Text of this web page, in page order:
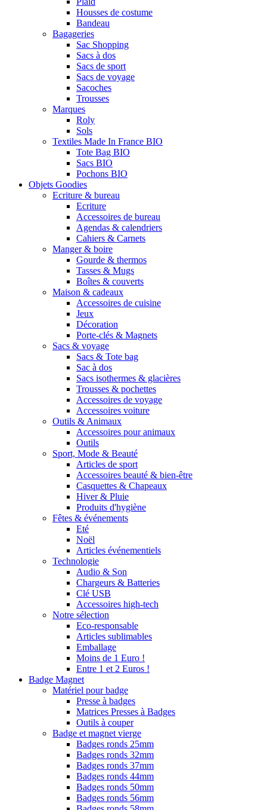
Housses de costume
Bandeau
Bagageries
Sac Shopping
Sacs à dos
Sacs de sport
Sacs de voyage
Sacoches
Trousses
Marques
Roly
Sols
Textiles Made In France BIO
Tote Bag BIO
Sacs BIO
Pochons BIO
Objets Goodies
Ecriture & bureau
Ecriture
Accessoires de bureau
Agendas & calendriers
Cahiers & Carnets
Manger & boire
Gourde & thermos
Tasses & Mugs
Boîtes & couverts
Maison & cadeaux
Accessoires de cuisine
Jeux
Décoration
Porte-clés & Magnets
Sacs & voyage
Sacs & Tote bag
Sac à dos
Sacs isothermes & glacières
Trousses & pochettes
Accessoires de voyage
Accessoires voiture
Outils & Animaux
Accessoires pour animaux
Outils
Sport, Mode & Beauté
Articles de sport
Accessoires beauté & bien-être
Casquettes & Chapeaux
Hiver & Pluie
Produits d'hygiène
Fêtes & événements
Eté
Noël
Articles événementiels
Technologie
Audio & Son
Chargeurs & Batteries
Clé USB
Accessoires high-tech
Notre sélection
Eco-responsable
Articles sublimables
Emballage
Moins de 1 Euro !
Entre 1 et 2 Euros !
Badge Magnet
Matériel pour badge
Presse à badges
Matrices Presses à Badges
Outils à couper
Badge et magnet vierge
Badges ronds 25mm
Badges ronds 32mm
Badges ronds 37mm
Badges ronds 44mm
Badges ronds 50mm
Badges ronds 56mm